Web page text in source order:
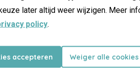
later altijd weer wijzigen. Meer
policy.
accepteren Weiger alle cookies